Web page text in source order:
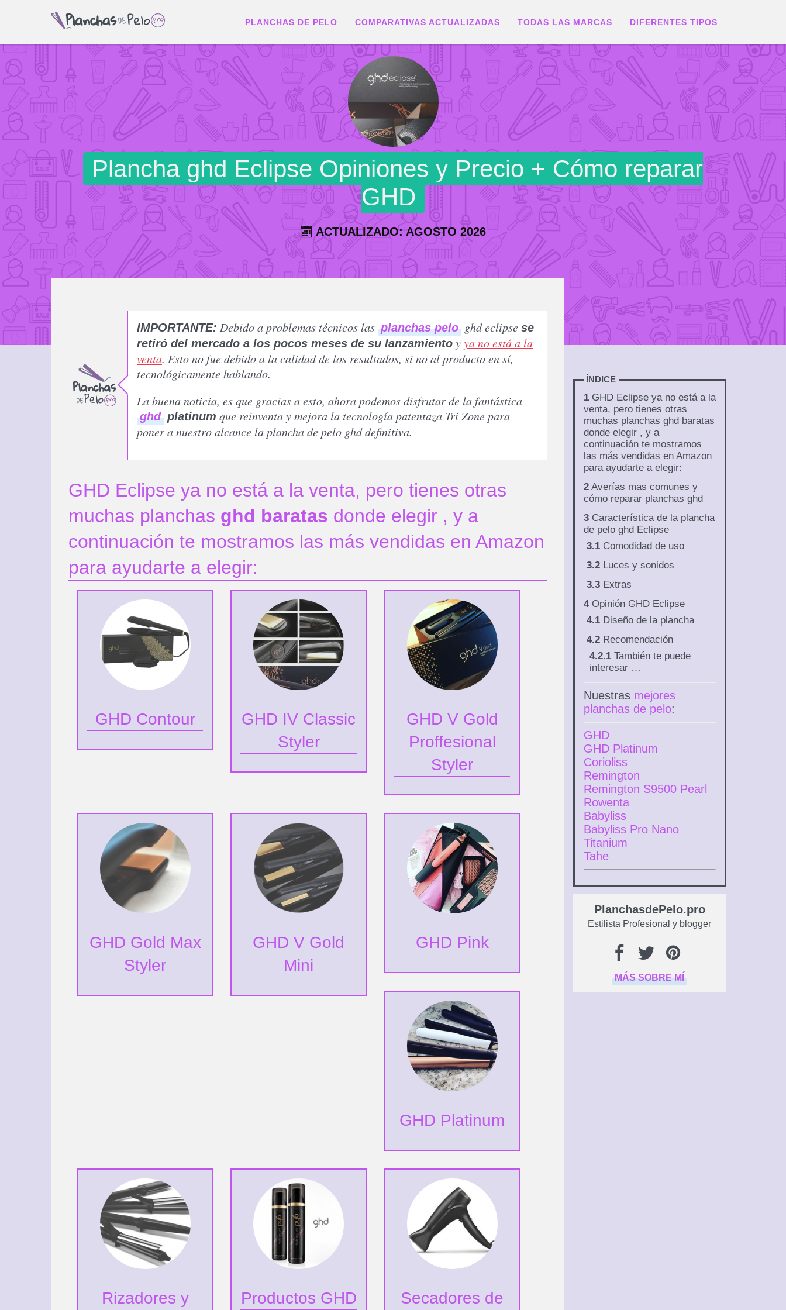
Plancha ghd Eclipse Opiniones y Precio + Cómo reparar
GHD
ACTUALIZADO: AGOSTO 2026
IMPORTANTE: Debido a problemas técnicos las planchas pelo ghd eclipse se
retiró del mercado a los pocos meses de su lanzamiento yya no está a la
venta. Esto no fue debido a la calidad de los resultados, si no al producto en sí,
tecnológicamente hablando.
La buena noticia, es que gracias a esto, ahora podemos disfrutar de la fantástica
ghd platinum que reinventa y mejora la tecnología patentaza Tri Zone para
poner a nuestro alcance la plancha de pelo ghd definitiva.
GHD Eclipse ya no está a la venta, pero tienes otras
muchas planchas ghd baratas donde elegir , y a
continuación te mostramos las más vendidas en Amazon
para ayudarte a elegir:
GHD Contour
GHD IV Classic
Styler
GHD V Gold
Proffesional
Styler
GHD Gold Max
Styler
GHD V Gold
Mini
GHD Pink
GHD Platinum
Rizadores y
Productos GHD
Secadores de
ÍNDICE
1GHD Eclipse ya no está a la
venta, pero tienes otras
muchas planchas ghd baratas
donde elegir , y a
continuación te mostramos
las más vendidas en Amazon
para ayudarte a elegir:
2Averías mas comunes y
cómo reparar planchas ghd
3Característica de la plancha
de pelo ghd Eclipse
3.1Comodidad de uso
3.2Luces y sonidos
3.3Extras
4Opinión GHD Eclipse
4.1Diseño de la plancha
4.2Recomendación
4.2.1También te puede
interesar …
Nuestras mejores
planchas de pelo:
GHD
GHD Platinum
Corioliss
Remington
Remington S9500 Pearl
Rowenta
Babyliss
Babyliss Pro Nano
Titanium
Tahe
PlanchasdePelo.pro
Estilista Profesional y blogger
MÁS SOBRE MÍ
PLANCHAS DE PELO COMPARATIVAS ACTUALIZADAS TODAS LAS MARCAS DIFERENTES TIPOS